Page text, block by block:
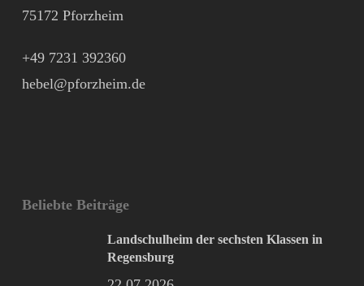
75172 Pforzheim
+49 7231 392360
hebel@pforzheim.de
Beliebte Beiträge
Landschulheim der sechsten Klassen in
Regensburg